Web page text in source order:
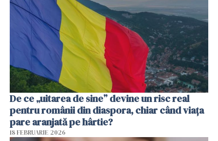
De ce „uitarea de sine” devine un risc real
pentru românii din diaspora, chiar când viața
pare aranjată pe hârtie?
18 FEBRUARIE 2026